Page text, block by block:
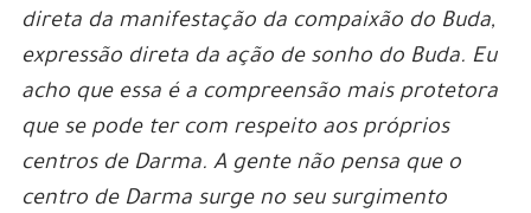
direta da manifestação da compaixão do Buda,
expressão direta da ação de sonho do Buda. Eu
acho que essa é a compreensão mais protetora
que se pode ter com respeito aos próprios
centros de Darma. A gente não pensa que o
centro de Darma surge no seu surgimento